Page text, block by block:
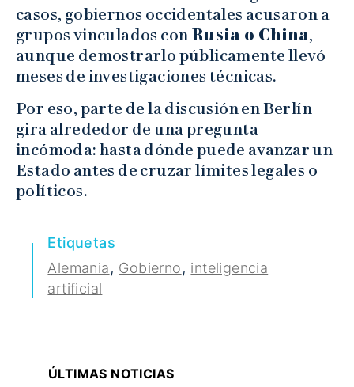
casos, gobiernos occidentales acusaron a
grupos vinculados con Rusia o China,
aunque demostrarlo públicamente llevó
meses de investigaciones técnicas.
Por eso, parte de la discusión en Berlín
gira alrededor de una pregunta
incómoda: hasta dónde puede avanzar un
Estado antes de cruzar límites legales o
políticos.
Etiquetas
Alemania, Gobierno, inteligencia
artificial
ÚLTIMAS NOTICIAS